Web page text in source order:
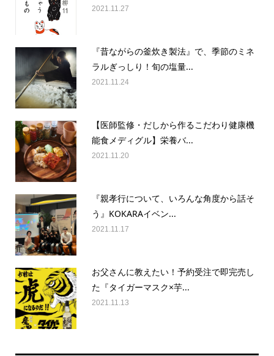
2021.11.27
『昔ながらの釜炊き製法』で、季節のミネ
ラルぎっしり！旬の塩量...
2021.11.24
【医師監修・だしから作るこだわり健康機
能食メディグル】栄養バ...
2021.11.20
『親孝行について、いろんな角度から話そ
う』KOKARAイベン...
2021.11.17
お父さんに教えたい！予約受注で即完売し
た『タイガーマスク×芋...
2021.11.13